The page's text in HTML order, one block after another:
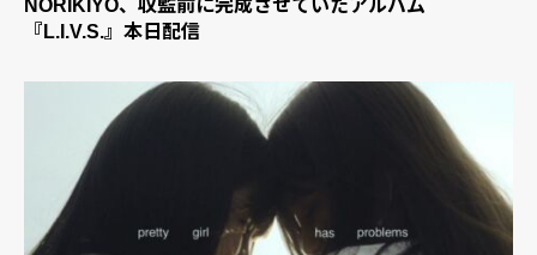
NORIKIYO、収監前に完成させていたアルバム
『L.I.V.S.』本日配信